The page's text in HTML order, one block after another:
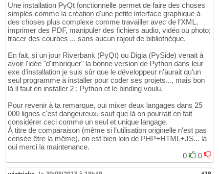
Une installation PyQt fonctionnelle permet de faire des choses
simples comme la création d'une petite interface graphique à
des choses plus complexe comme travailler avec de l'XML,
imprimer des PDF, manipuler des fichiers audio, vidéo ou photo;
tracer des courbes ... sans aucun rajout de bibliothèque.
En fait, si un jour Riverbank (PyQt) ou Digia (PySide) venait à
avoir l'idée "d'imbriquer" la bonne version de Python dans leur
exe d'installation je suis sûr que le développeur n'aurait qu'un
seul programme à installer pour coder ses projets..., mais bon
là il faut en installer 2 : Python et le binding voulu.
Pour revenir à ta remarque, oui mixer deux langages dans 25
000 lignes c'est dangeureux, sauf que là on pourrait en fait
considérer ceci comme un seul et unique langage.
À titre de comparaison (même si l'utilisation originelle n'est pas
censée être la même), on est bien loin de PHP+HTML+JS... là
oui merci la maintenance.
0
0